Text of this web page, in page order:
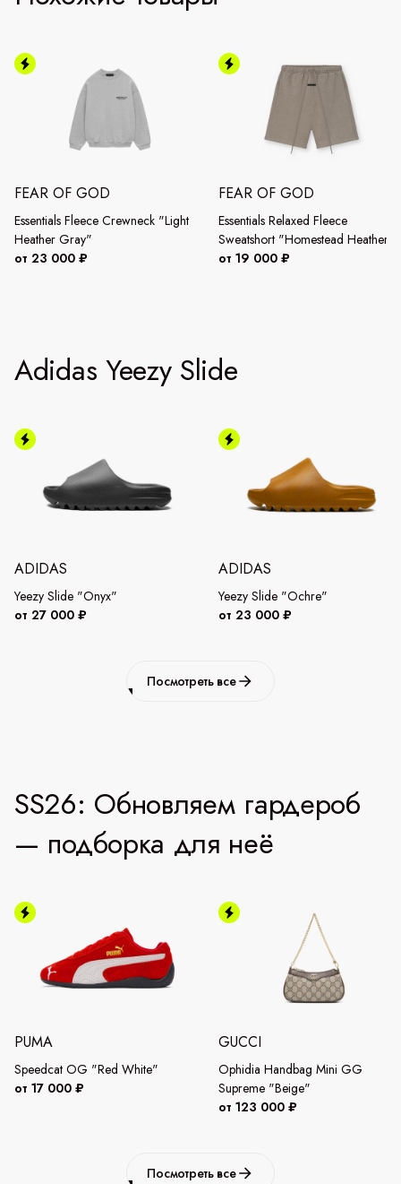
FEAR OF GOD
Essentials Fleece Crewneck "Light
Heather Gray"
от 23 000 ₽
FEAR OF GOD
Essentials Relaxed Fleece
Sweatshort "Homestead Heather"
от 19 000 ₽
Adidas Yeezy Slide
ADIDAS
Yeezy Slide "Onyx"
от 27 000 ₽
ADIDAS
Yeezy Slide "Ochre"
от 23 000 ₽
Посмотреть все
SS26: Обновляем гардероб
— подборка для неё
PUMA
Speedcat OG "Red White"
от 17 000 ₽
GUCCI
Ophidia Handbag Mini GG
Supreme "Beige"
от 123 000 ₽
Посмотреть все